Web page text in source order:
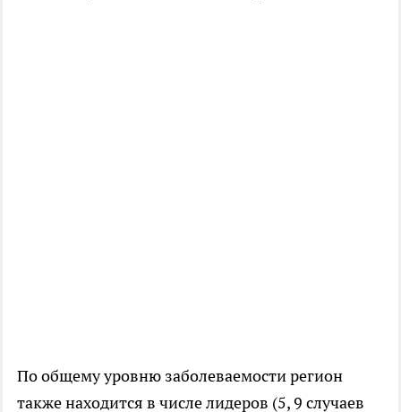
По общему уровню заболеваемости регион
также находится в числе лидеров (5, 9 случаев